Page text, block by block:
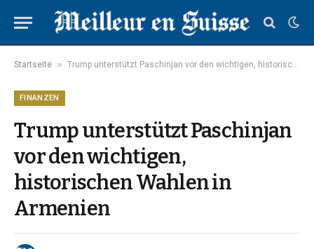
Startseite » Trump unterstützt Paschinjan vor den wichtigen, historischen Wahlen in Armenien
FINANZEN
Trump unterstützt Paschinjan
vor den wichtigen,
historischen Wahlen in
Armenien